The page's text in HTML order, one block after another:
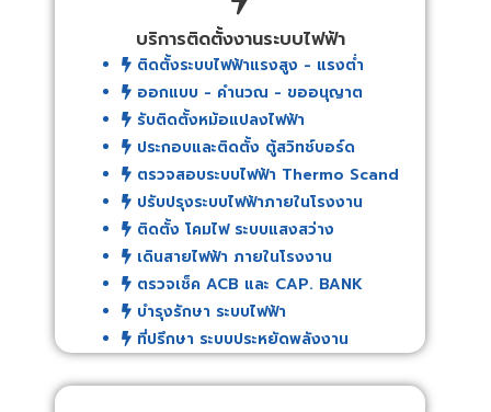
บริการติดตั้งงานระบบไฟฟ้า
ติดตั้งระบบไฟฟ้าแรงสูง - แรงต่ำ
ออกแบบ - คำนวณ - ขออนุญาต
รับติดตั้งหม้อแปลงไฟฟ้า
ประกอบและติดตั้ง ตู้สวิทช์บอร์ด
ตรวจสอบระบบไฟฟ้า Thermo Scand
ปรับปรุงระบบไฟฟ้าภายในโรงงาน
ติดตั้ง โคมไฟ ระบบแสงสว่าง
เดินสายไฟฟ้า ภายในโรงงาน
ตรวจเช็ค ACB และ CAP. BANK
บำรุงรักษา ระบบไฟฟ้า
ที่ปรึกษา ระบบประหยัดพลังงาน